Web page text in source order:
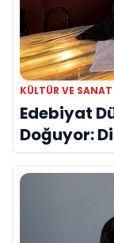
KÜLTÜR VE SANAT
Edebiyat
Doğuyor:
Evreni